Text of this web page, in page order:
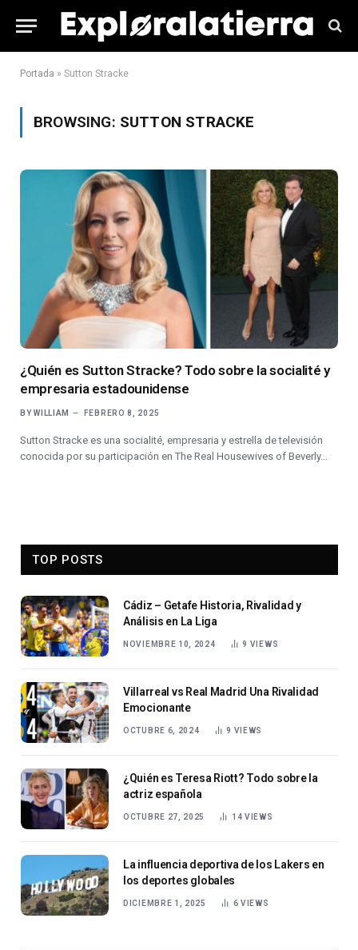
Portada » Sutton Stracke
BROWSING: SUTTON STRACKE
¿Quién es Sutton Stracke? Todo sobre la socialité y
empresaria estadounidense
BY WILLIAM FEBRERO 8, 2025
Sutton Stracke es una socialité, empresaria y estrella de televisión
conocida por su participación en The Real Housewives of Beverly…
TOP POSTS
Cádiz – Getafe Historia, Rivalidad y
Análisis en La Liga
NOVIEMBRE 10, 2024 9 VIEWS
Villarreal vs Real Madrid Una Rivalidad
Emocionante
OCTUBRE 6, 2024 9 VIEWS
¿Quién es Teresa Riott? Todo sobre la
actriz española
OCTUBRE 27, 2025 14VIEWS
La influencia deportiva de los Lakers en
los deportes globales
DICIEMBRE 1, 2025 6VIEWS